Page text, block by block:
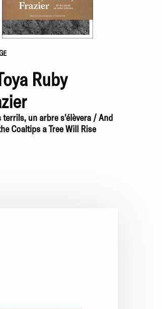
Ruby
terrils, un arbre s'élèvera / And
Coaltips a Tree Will Rise